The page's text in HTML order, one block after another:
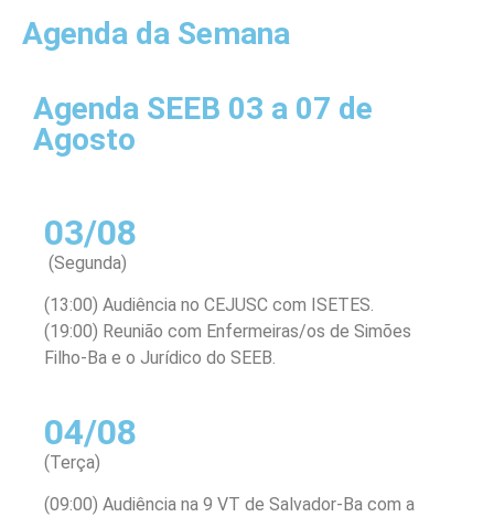
Agenda da Semana
Agenda SEEB 03 a 07 de
Agosto
03/08
(Segunda)
(13:00) Audiência no CEJUSC com ISETES.
(19:00) Reunião com Enfermeiras/os de Simões
Filho-Ba e o Jurídico do SEEB.
04/08
(Terça)
(09:00) Audiência na 9 VT de Salvador-Ba com a